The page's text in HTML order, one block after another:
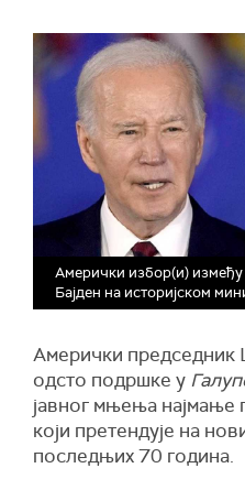
Амерички избор(и)
Бајден на историјском
Амерички председник
одсто подршке у
јавног мњења
који претендује на
последњих 70 година.